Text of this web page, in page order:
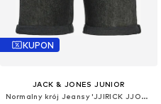
KUPON
JACK & JONES JUNIOR
Normalny krój Jeansy 'JJIRICK JJORIGINAL'